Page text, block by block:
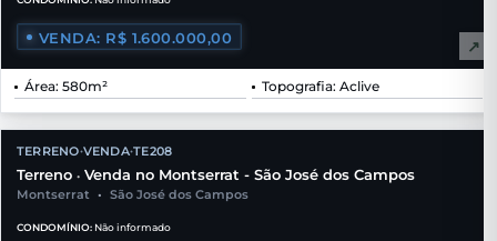
VENDA: R$ 1.600.000,00 ↗
Área: 580m² Topografia: Aclive
TERRENO•VENDA•TE208
Terreno • Venda no Montserrat - São José dos Campos
Montserrat • São José dos Campos
CONDOMÍNIO: Não informado